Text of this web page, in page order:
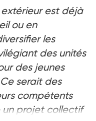
est déjà
ou en
les
des unités
des jeunes
serait des
compétents
projet collectif